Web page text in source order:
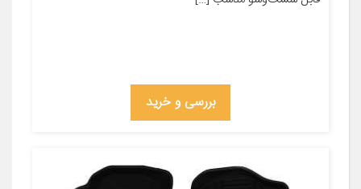
بررسی و خرید